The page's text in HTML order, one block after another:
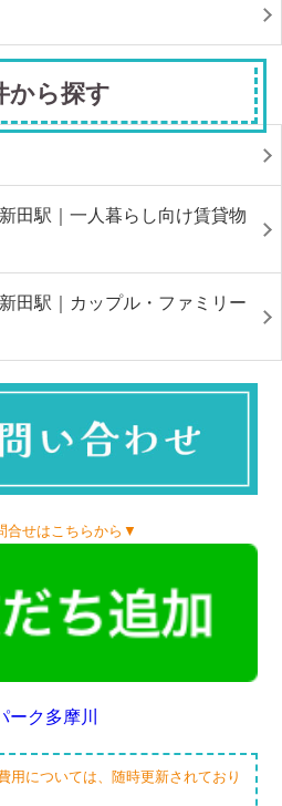
から探す
田駅｜一人暮らし向け賃貸物
田駅｜カップル・ファミリー
合せはこちらから▼
用については、随時更新されており